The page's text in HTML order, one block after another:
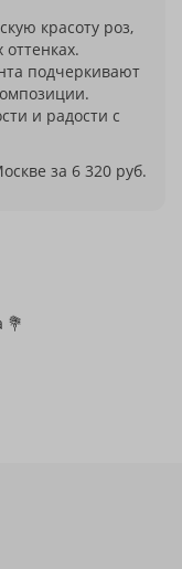
красоту роз,
подчеркивают
и радости с
за 6 320 руб.
💐